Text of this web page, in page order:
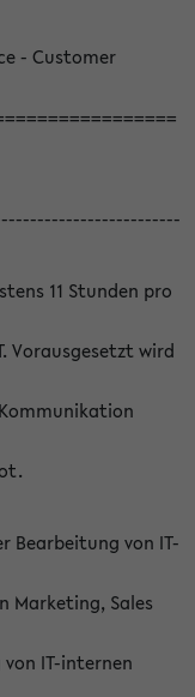
- Customer
11 Stunden pro
Vorausgesetzt wird
Bearbeitung von IT-
Marketing, Sales
IT-internen